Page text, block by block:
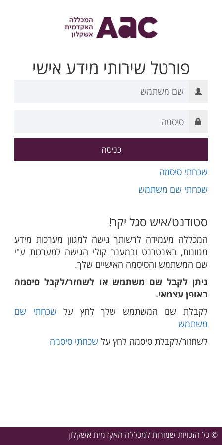
פורטל שירותי מידע אישי
שכחתי סיסמה
שכחתי שם משתמש
סטודנט/איש סגל יקר!
המכללה מעמידה לרשותך גישה למגוון מערכות מידע
מגוונות, באינטרנט ובמענה קולי הגישה למערכות ע"י
שם המשתמש והסיסמה האישיים שלך.
ניתן לקבל שם משתמש או לשחזר/לקבל סיסמה
באופן עצמאי.
לקבלת שם המשתמש שלך לחץ על שכחתי שם
משתמש
לשחזור/לקבלת סיסמה לחץ על שכחתי סיסמה
© כל הזכויות שמורות למכללה האקדמית אשקלון